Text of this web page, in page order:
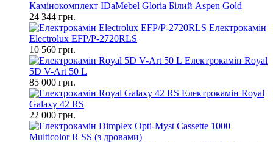
Камінокомплект IDaMebel Gloria Білий Aspen Gold
24 344 грн.
Електрокамін
Electrolux EFP/P-2720RLS
10 560 грн.
Електрокамін Royal
5D V-Art 50 L
85 000 грн.
Електрокамін Royal
Galaxy 42 RS
22 000 грн.